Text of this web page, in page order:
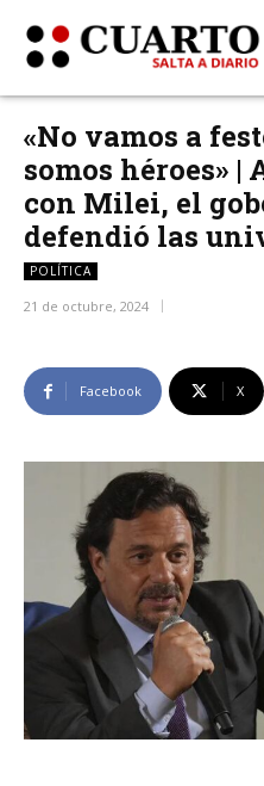
«No vamos a
somos héroes» |
con Milei, el
defendió las
POLÍTICA
21 de octubre, 2024
Facebook X